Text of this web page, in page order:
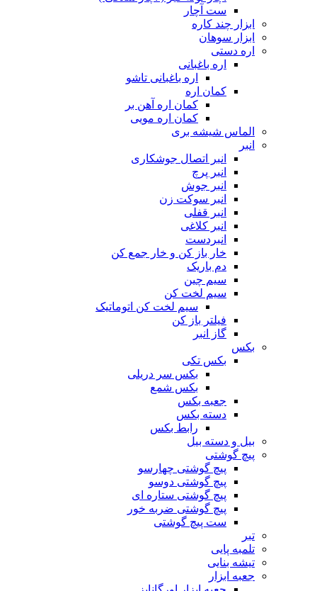
ست آچار
ابزار چند کاره
ابزار سوهان
اره دستی
اره باغبانی
اره باغبانی تاشو
کمان اره
کمان اره آهن بر
کمان اره مویی
الماس شیشه بری
انبر
انبر اتصال جوشکاری
انبر پرچ
انبر جوش
انبر سوکت زن
انبر قفلی
انبر کلاغی
انبردست
خار باز کن و خار جمع کن
دم باریک
سیم چین
سیم لخت کن
سیم لخت کن اتوماتیک
فیلتر باز کن
گاز انبر
بکس
بکس تکی
بکس سر دریلی
بکس شمع
جعبه بکس
دسته بکس
رابط بکس
بیل و دسته بیل
پیچ گوشتی
پیچ گوشتی چهارسو
پیچ گوشتی دوسو
پیچ گوشتی ستاره‌ ای
پیچ گوشتی ضربه خور
ست پیچ گوشتی
تبر
تلمبه پایی
تیشه بنایی
جعبه ابزار